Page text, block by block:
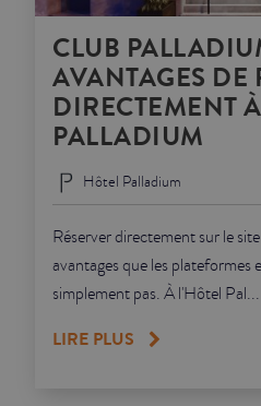
CLUB
AVANTAGES DE
DIRECTEMENT
PALLADIUM
Hôtel Palladium
Réserver directement sur le
avantages que les
simplement pas. À l'Hôtel Pal...
LIRE PLUS